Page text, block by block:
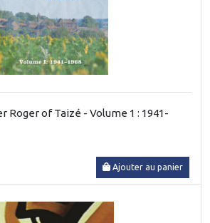
Roger of Taizé - Volume 1 : 1941-
Ajouter au panier